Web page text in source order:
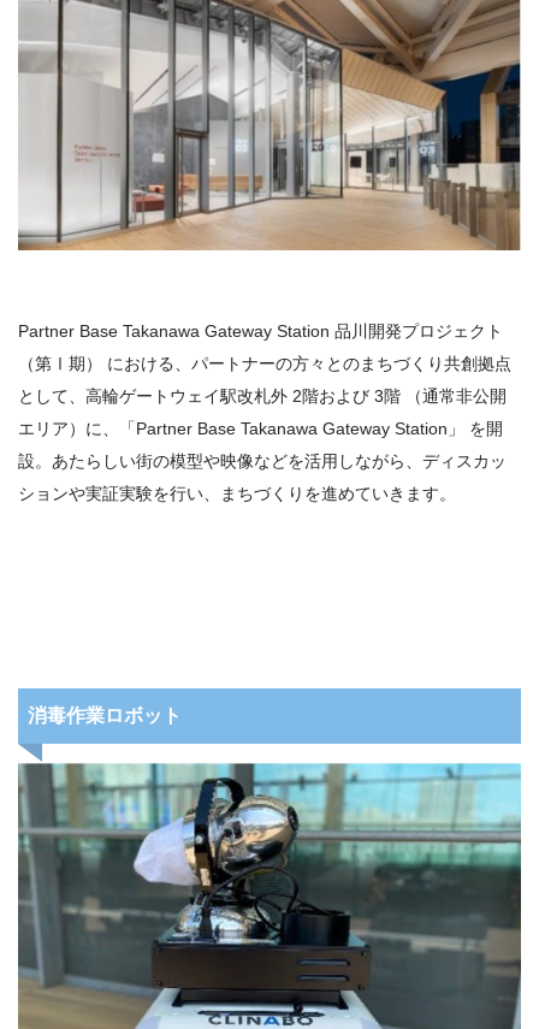
Partner Base Takanawa Gateway Station 品川開発プロジェクト
（第Ⅰ期） における、パートナーの方々とのまちづくり共創拠点
として、高輪ゲートウェイ駅改札外 2階および 3階 （通常非公開
エリア）に、「Partner Base Takanawa Gateway Station」 を開
設。あたらしい街の模型や映像などを活用しながら、ディスカッ
ションや実証実験を行い、まちづくりを進めていきます。
消毒作業ロボット